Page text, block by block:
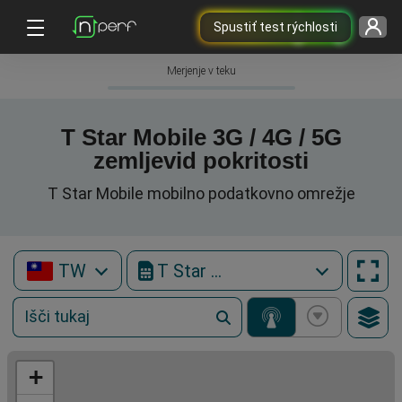
Spustiť test rýchlosti
Merjenje v teku
T Star Mobile 3G / 4G / 5G
zemljevid pokritosti
T Star Mobile mobilno podatkovno omrežje
TW T Star Mobile
+